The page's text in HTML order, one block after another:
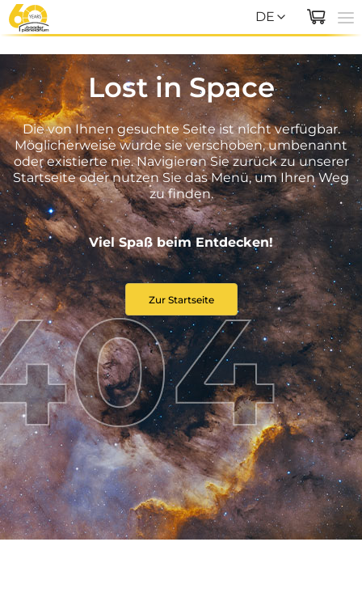
DE
EN
DE
Lost in Space
Die von Ihnen gesuchte Seite ist nicht verfügbar.
Möglicherweise wurde sie verschoben, umbenannt
oder existierte nie. Navigieren Sie zurück zu unserer
Startseite oder nutzen Sie das Menü, um Ihren Weg
zu finden.
Viel Spaß beim Entdecken!
Zur Startseite